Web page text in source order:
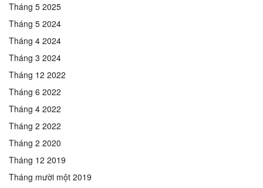
Tháng 5 2025
Tháng 5 2024
Tháng 4 2024
Tháng 3 2024
Tháng 12 2022
Tháng 6 2022
Tháng 4 2022
Tháng 2 2022
Tháng 2 2020
Tháng 12 2019
Tháng mười một 2019